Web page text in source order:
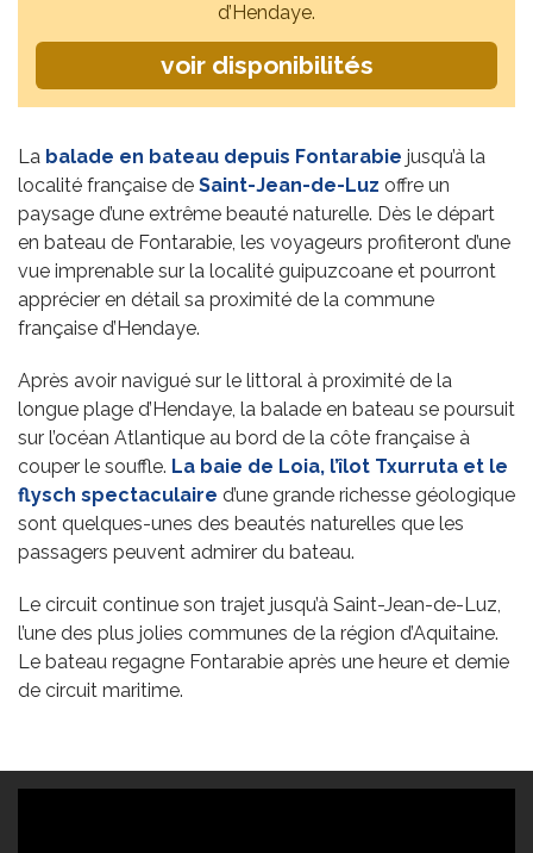
d’Hendaye.
voir disponibilités
La balade en bateau depuis Fontarabie jusqu’à la
localité française de Saint-Jean-de-Luz offre un
paysage d’une extrême beauté naturelle. Dès le départ
en bateau de Fontarabie, les voyageurs profiteront d’une
vue imprenable sur la localité guipuzcoane et pourront
apprécier en détail sa proximité de la commune
française d’Hendaye.
Après avoir navigué sur le littoral à proximité de la
longue plage d’Hendaye, la balade en bateau se poursuit
sur l’océan Atlantique au bord de la côte française à
couper le souffle. La baie de Loia, l’îlot Txurruta et le
flysch spectaculaire d’une grande richesse géologique
sont quelques-unes des beautés naturelles que les
passagers peuvent admirer du bateau.
Le circuit continue son trajet jusqu’à Saint-Jean-de-Luz,
l’une des plus jolies communes de la région d’Aquitaine.
Le bateau regagne Fontarabie après une heure et demie
de circuit maritime.